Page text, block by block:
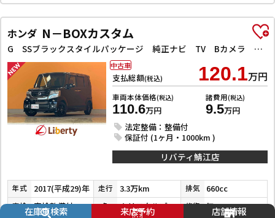
ホンダ N－BOXカスタム
G SSブラックスタイルパッケージ 純正ナビ TV Bカメラ ビルドインETC 前席シートヒーター HIDヘッドライト フォグライト スマートキー プッシュスタート 左パワースライドドア 電動格納ミラー オートエアコン 純正アルミホイー
支払総額(税込) 120.1万円
車両本体価格(税込)
110.6万円
諸費用(税込)
9.5万円
法定整備：整備付
保証付 (1ヶ月・1000km )
中古車
リバティ鯖江店
年式 2017(平成29)年 走行 3.3万km 排気 660cc
車検 車検整備付 色 クリスタルブラックパール 修復 無
在庫車検索 来店予約 店舗情報